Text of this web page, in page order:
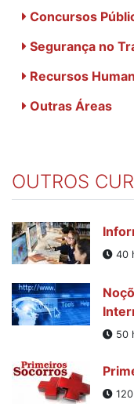
Concursos
Segurança no
Recursos
Outras Áreas
OUTROS
40
50